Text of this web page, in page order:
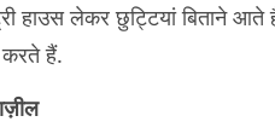
हाउस लेकर छुट्टियां बिताने
हैं.